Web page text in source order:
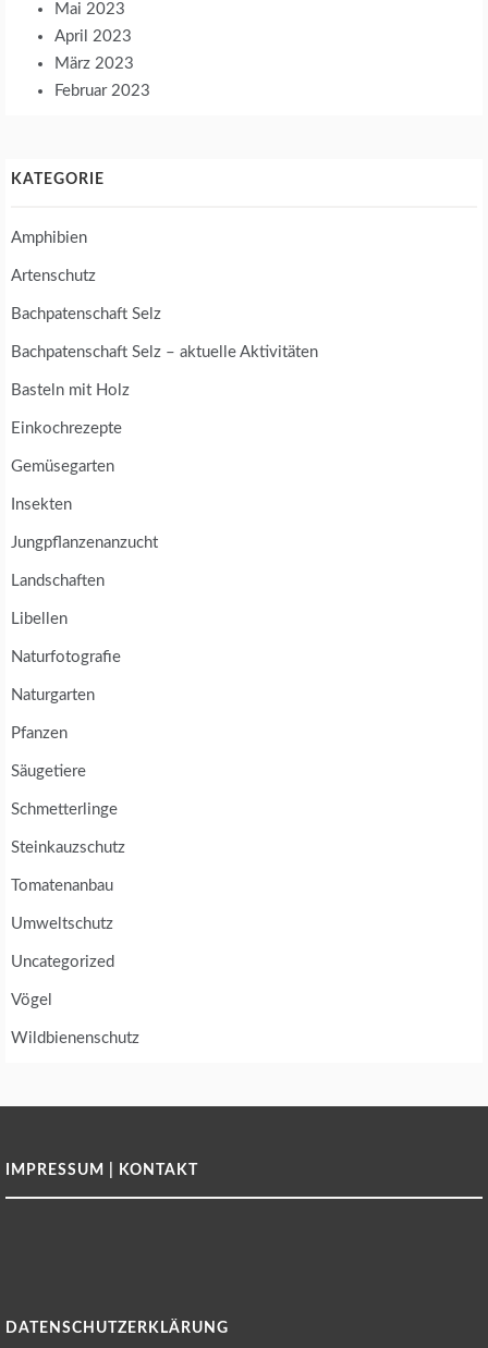
Mai 2023
April 2023
März 2023
Februar 2023
KATEGORIE
Amphibien
Artenschutz
Bachpatenschaft Selz
Bachpatenschaft Selz – aktuelle Aktivitäten
Basteln mit Holz
Einkochrezepte
Gemüsegarten
Insekten
Jungpflanzenanzucht
Landschaften
Libellen
Naturfotografie
Naturgarten
Pfanzen
Säugetiere
Schmetterlinge
Steinkauzschutz
Tomatenanbau
Umweltschutz
Uncategorized
Vögel
Wildbienenschutz
IMPRESSUM | KONTAKT
DATENSCHUTZERKLÄRUNG